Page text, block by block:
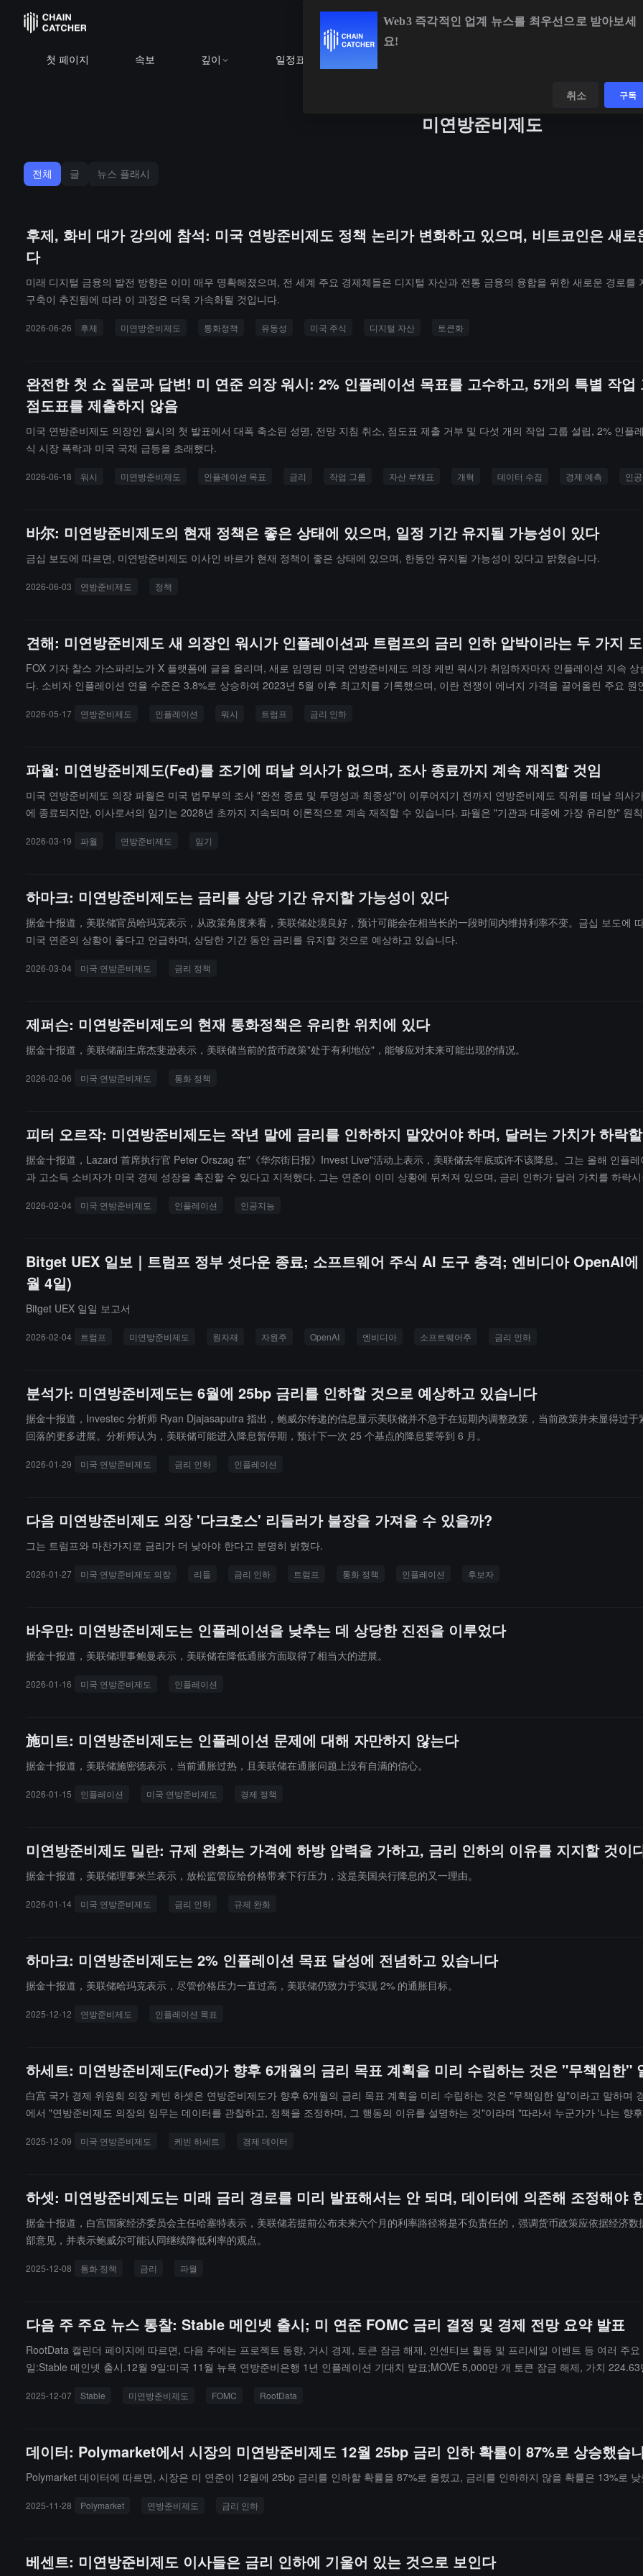
첫 페이지 속보 깊이 일정표
미연방준비제도
전체 글 뉴스 플래시
후제, 화비 대가 강의에 참석: 미국 연방준비제도 정책 논리가 변화하고 있으며, 비트코인은 새
다
미래 디지털 금융의 발전 방향은 이미 매우 명확해졌으며, 전 세계 주요 경제체들은 디지털 자산과 전통 금융의 융합을 위한 새로운 경로를
구축이 추진됨에 따라 이 과정은 더욱 가속화될 것입니다.
2026-06-26 후제 미연방준비제도 통화정책 유동성 미국 주식 디지털 자산 토큰화
완전한 첫 쇼 질문과 답변! 미 연준 의장 워시: 2% 인플레이션 목표를 고수하고, 5개의 특별 작
점도표를 제출하지 않음
미국 연방준비제도 의장인 월시의 첫 발표에서 대폭 축소된 성명, 전망 지침 취소, 점도표 제출 거부 및 다섯 개의 작업 그룹 설립, 2% 인플
식 시장 폭락과 미국 국채 급등을 초래했다.
2026-06-18 워시 미연방준비제도 인플레이션 목표 금리 작업 그룹 자산 부채표 개혁 데이터 수집 경제 예측 인
바尔: 미연방준비제도의 현재 정책은 좋은 상태에 있으며, 일정 기간 유지될 가능성이 있다
금십 보도에 따르면, 미연방준비제도 이사인 바르가 현재 정책이 좋은 상태에 있으며, 한동안 유지될 가능성이 있다고 밝혔습니다.
2026-06-03 연방준비제도 정책
견해: 미연방준비제도 새 의장인 워시가 인플레이션과 트럼프의 금리 인하 압박이라는 두 가지
FOX 기자 찰스 가스파리노가 X 플랫폼에 글을 올리며, 새로 임명된 미국 연방준비제도 의장 케빈 워시가 취임하자마자 인플레이션 지속
다. 소비자 인플레이션 연율 수준은 3.8%로 상승하여 2023년 5월 이후 최고치를 기록했으며, 이란 전쟁이 에너지 가격을 끌어올린 주요
술 직책을 맡으며, 여러 차례 논평에서 버냉키, 옐런, 파월 시대의 "완화적 통화" 체제를 비판하고, 더 "절제된" 정책을 통해 연준의 자산 부
혔다. 이 조사는 트럼프가 시작한 것으로, 한때 워시의 임명 과정을 지연시켰다. 트럼프는 워시를 임명하는 한편 금리 인하를 요구하며 압
일관되게 주장해온 정책 입장과 직접적인 모순을 이루게 된다. 이란 전쟁은 3개월째에 접어들었고, 상황은 불확실하다; 만약 유가가 배럴
유사한 위험에 직면할 것이다.
2026-05-17 연방준비제도 인플레이션 워시 트럼프 금리 인하
파월: 미연방준비제도(Fed)를 조기에 떠날 의사가 없으며, 조사 종료까지 계속 재직할 것임
미국 연방준비제도 의장 파월은 미국 법무부의 조사 "완전 종료 및 투명성과 최종성"이 이루어지기 전까지 연방준비제도 직위를 떠날 의
에 종료되지만, 이사로서의 임기는 2028년 초까지 지속되며 이론적으로 계속 재직할 수 있습니다. 파월은 "기관과 대중에 가장 유리한" 원
니다.
2026-03-19 파월 연방준비제도 임기
하마크: 미연방준비제도는 금리를 상당 기간 유지할 가능성이 있다
据金十报道，美联储官员哈玛克表示，从政策角度来看，美联储处境良好，预计可能会在相当长的一段时间内维持利率不变。금십 보도에
미국 연준의 상황이 좋다고 언급하며, 상당한 기간 동안 금리를 유지할 것으로 예상하고 있습니다.
2026-03-04 미국 연방준비제도 금리 정책
제퍼슨: 미연방준비제도의 현재 통화정책은 유리한 위치에 있다
据金十报道，美联储副主席杰斐逊表示，美联储当前的货币政策"处于有利地位"，能够应对未来可能出现的情况。
2026-02-06 미국 연방준비제도 통화 정책
피터 오르작: 미연방준비제도는 작년 말에 금리를 인하하지 말았어야 하며, 달러는 가치가 하락
据金十报道，Lazard 首席执行官 Peter Orszag 在"《华尔街日报》Invest Live"活动上表示，美联储去年底或许不该降息。그는 올해 인플
과 고소득 소비자가 미국 경제 성장을 촉진할 수 있다고 지적했다. 그는 연준이 이미 상황에 뒤처져 있으며, 금리 인하가 달러 가치를 하락
2026-02-04 미국 연방준비제도 인플레이션 인공지능
Bitget UEX 일보｜트럼프 정부 셧다운 종료; 소프트웨어 주식 AI 도구 충격; 엔비디아 OpenAI
월 4일)
Bitget UEX 일일 보고서
2026-02-04 트럼프 미연방준비제도 원자재 자원주 OpenAI 엔비디아 소프트웨어주 금리 인하
분석가: 미연방준비제도는 6월에 25bp 금리를 인하할 것으로 예상하고 있습니다
据金十报道，Investec 分析师 Ryan Djajasaputra 指出，鲍威尔传递的信息显示美联储并不急于在短期内调整政策，当前政策并未显得过
回落的更多进展。分析师认为，美联储可能进入降息暂停期，预计下一次 25 个基点的降息要等到 6 月。
2026-01-29 미국 연방준비제도 금리 인하 인플레이션
다음 미연방준비제도 의장 '다크호스' 리들러가 불장을 가져올 수 있을까?
그는 트럼프와 마찬가지로 금리가 더 낮아야 한다고 분명히 밝혔다.
2026-01-27 미국 연방준비제도 의장 리들 금리 인하 트럼프 통화 정책 인플레이션 후보자
바우만: 미연방준비제도는 인플레이션을 낮추는 데 상당한 진전을 이루었다
据金十报道，美联储理事鲍曼表示，美联储在降低通胀方面取得了相当大的进展。
2026-01-16 미국 연방준비제도 인플레이션
施미트: 미연방준비제도는 인플레이션 문제에 대해 자만하지 않는다
据金十报道，美联储施密德表示，当前通胀过热，且美联储在通胀问题上没有自满的信心。
2026-01-15 인플레이션 미국 연방준비제도 경제 정책
미연방준비제도 밀란: 규제 완화는 가격에 하방 압력을 가하고, 금리 인하의 이유를 지지할 것이
据金十报道，美联储理事米兰表示，放松监管应给价格带来下行压力，这是美国央行降息的又一理由。
2026-01-14 미국 연방준비제도 금리 인하 규제 완화
하마크: 미연방준비제도는 2% 인플레이션 목표 달성에 전념하고 있습니다
据金十报道，美联储哈玛克表示，尽管价格压力一直过高，美联储仍致力于实现 2% 的通胀目标。
2025-12-12 연방준비제도 인플레이션 목표
하세트: 미연방준비제도(Fed)가 향후 6개월의 금리 목표 계획을 미리 수립하는 것은 "무책임한"
白宫 국가 경제 위원회 의장 케빈 하셋은 연방준비제도가 향후 6개월의 금리 목표 계획을 미리 수립하는 것은 "무책임한 일"이라고 말하며
에서 "연방준비제도 의장의 임무는 데이터를 관찰하고, 정책을 조정하며, 그 행동의 이유를 설명하는 것"이라며 "따라서 누군가가 '나는
2025-12-09 미국 연방준비제도 케빈 하세트 경제 데이터
하셋: 미연방준비제도는 미래 금리 경로를 미리 발표해서는 안 되며, 데이터에 의존해 조정해야
据金十报道，白宫国家经济委员会主任哈塞特表示，美联储若提前公布未来六个月的利率路径将是不负责任的，强调货币政策应依据经济
部意见，并表示鲍威尔可能认同继续降低利率的观点。
2025-12-08 통화 정책 금리 파월
다음 주 주요 뉴스 통찰: Stable 메인넷 출시; 미 연준 FOMC 금리 결정 및 경제 전망 요약 발표
RootData 캘린더 페이지에 따르면, 다음 주에는 프로젝트 동향, 거시 경제, 토큰 잠금 해제, 인센티브 활동 및 프리세일 이벤트 등 여러 주
일:Stable 메인넷 출시.12월 9일:미국 11월 뉴욕 연방준비은행 1년 인플레이션 기대치 발표;MOVE 5,000만 개 토큰 잠금 해제, 가치
3.133% 차지;MOCA 20,567.9만 개 토큰 잠금 해제, 가치 462.95만 달러, 유통량의 5.210% 차지;IO 1,414.03만 개 토큰 잠금 해제, 가치
2월 14일:PUFFER 1,916.67만 개 토큰 잠금 해제, 가치 153.98만 달러, 유통량의 5.935% 차지.또한, RootData 캘린더 페이지 상단에는
수 있습니다.위험 경고: 본 캘린더는 어떤 투자 조언도 구성하지 않습니다.
2025-12-07 Stable 미연방준비제도 FOMC RootData
데이터: Polymarket에서 시장의 미연방준비제도 12월 25bp 금리 인하 확률이 87%로 상승했습
Polymarket 데이터에 따르면, 시장은 미 연준이 12월에 25bp 금리를 인하할 확률을 87%로 올렸고, 금리를 인하하지 않을 확률은 13%로
2025-11-28 Polymarket 연방준비제도 금리 인하
베센트: 미연방준비제도 이사들은 금리 인하에 기울어 있는 것으로 보인다
Web3 즉각적인 업계 뉴스를 최우선으로 받아보세
요!
취소 구독